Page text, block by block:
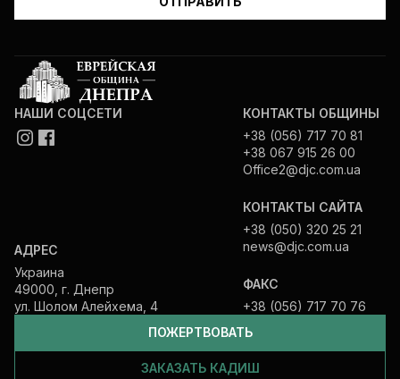
ПОЖЕРТВОВАТЬ
ЗАКАЗАТЬ КАДИШ
НАШИ СОЦСЕТИ
АДРЕС
Украина
49000, г. Днепр
ул. Шолом Алейхема, 4
КОНТАКТЫ ОБЩИНЫ
+38 (056) 717 70 81
+38 067 915 26 00
Office2@djc.com.ua
КОНТАКТЫ САЙТА
+38 (050) 320 25 21
news@djc.com.ua
ФАКС
+38 (056) 717 70 76